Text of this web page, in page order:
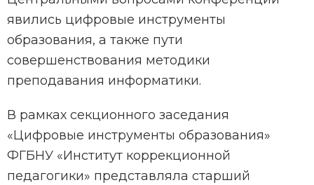
явились цифровые инструменты
образования, а также пути
совершенствования методики
преподавания информатики.
В рамках секционного заседания
«Цифровые инструменты образования»
ФГБНУ «Институт коррекционной
педагогики» представляла старший